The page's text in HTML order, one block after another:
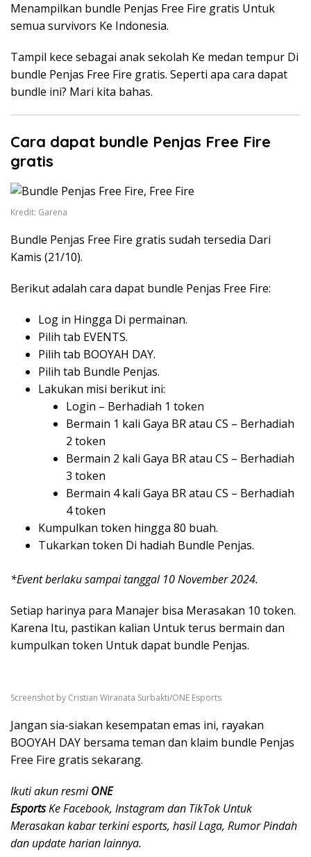
Menampilkan bundle Penjas Free Fire gratis Untuk
semua survivors Ke Indonesia.
Tampil kece sebagai anak sekolah Ke medan tempur Di
bundle Penjas Free Fire gratis. Seperti apa cara dapat
bundle ini? Mari kita bahas.
Cara dapat bundle Penjas Free Fire
gratis
Kredit: Garena
Bundle Penjas Free Fire gratis sudah tersedia Dari
Kamis (21/10).
Berikut adalah cara dapat bundle Penjas Free Fire:
Log in Hingga Di permainan.
Pilih tab EVENTS.
Pilih tab BOOYAH DAY.
Pilih tab Bundle Penjas.
Lakukan misi berikut ini:
Login – Berhadiah 1 token
Bermain 1 kali Gaya BR atau CS – Berhadiah
2 token
Bermain 2 kali Gaya BR atau CS – Berhadiah
3 token
Bermain 4 kali Gaya BR atau CS – Berhadiah
4 token
Kumpulkan token hingga 80 buah.
Tukarkan token Di hadiah Bundle Penjas.
*Event berlaku sampai tanggal 10 November 2024.
Setiap harinya para Manajer bisa Merasakan 10 token.
Karena Itu, pastikan kalian Untuk terus bermain dan
kumpulkan token Untuk dapat bundle Penjas.
Screenshot by Cristian Wiranata Surbakti/ONE Esports
Jangan sia-siakan kesempatan emas ini, rayakan
BOOYAH DAY bersama teman dan klaim bundle Penjas
Free Fire gratis sekarang.
Ikuti akun resmiONE
EsportsKe Facebook, Instagram dan TikTok Untuk
Merasakan kabar terkini esports, hasil Laga, Rumor Pindah
dan update harian lainnya.